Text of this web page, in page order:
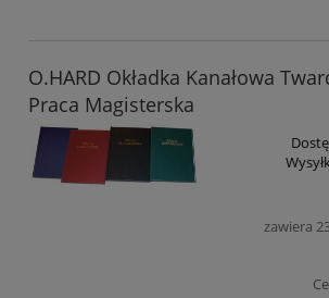
O.HARD Okładka Kanałowa
Praca Magisterska
zawiera